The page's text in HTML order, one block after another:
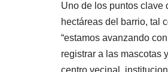
Uno de los puntos clave
hectáreas del barrio, tal
“estamos avanzando
registrar a las mascotas
centro vecinal,